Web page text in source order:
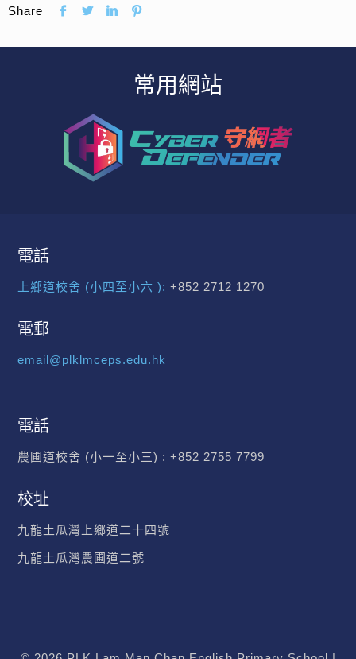
Share
常用網站
電話
上鄉道校舍 (小四至小六 ): +852 2712 1270
電郵
email@plklmceps.edu.hk
電話
農圃道校舍 (小一至小三) : +852 2755 7799
校址
九龍土瓜灣上鄉道二十四號
九龍土瓜灣農圃道二號